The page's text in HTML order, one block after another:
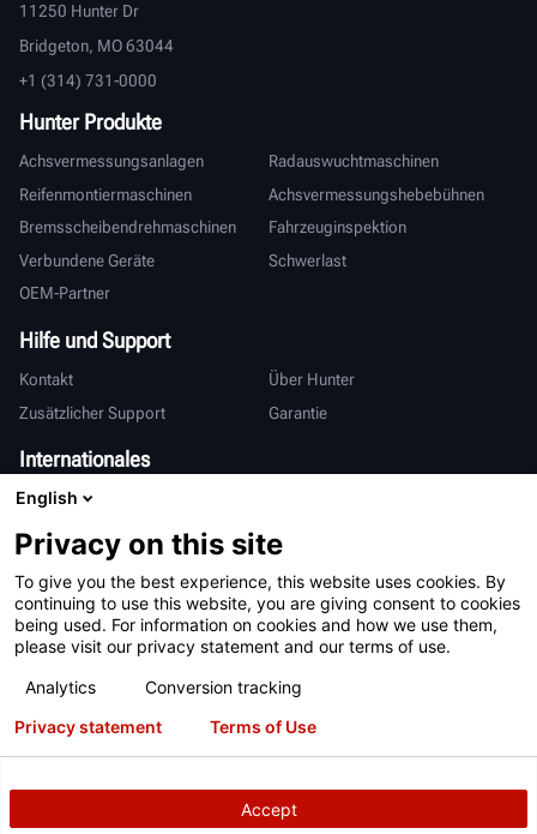
11250 Hunter Dr
Bridgeton, MO 63044
+1 (314) 731-0000
Hunter Produkte
Achsvermessungsanlagen
Radauswuchtmaschinen
Reifenmontiermaschinen
Achsvermessungshebebühnen
Bremsscheibendrehmaschinen
Fahrzeuginspektion
Verbundene Geräte
Schwerlast
OEM-Partner
Hilfe und Support
Kontakt
Über Hunter
Zusätzlicher Support
Garantie
Internationales
Vertrieb & Service
亨特中国
Nutzungsbedingungen
Datenschutzerklärung
Informationen zur Verarbeitung Ihrer personenbezogenen Daten
Patente
Anmeldung
© 2026 Hunter Engineering Company.
English
Privacy on this site
To give you the best experience, this website uses cookies. By
continuing to use this website, you are giving consent to cookies
being used. For information on cookies and how we use them,
please visit our privacy statement and our terms of use.
Analytics
Conversion tracking
Accept
Privacy statement Terms of Use